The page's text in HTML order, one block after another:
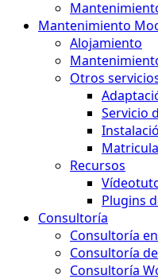
Mantenimiento
Alojamiento
Otros
Servicio
Recursos
Plugins
Consultoría
Consultoría
Consultoría
Consultoría